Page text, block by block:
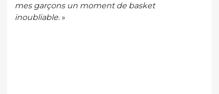
mes garçons un moment de basket
inoubliable. »